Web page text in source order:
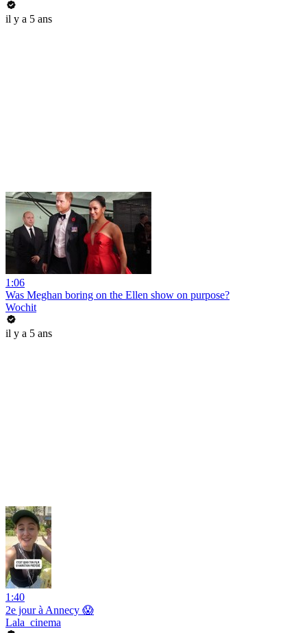
il y a 5 ans
1:06
Was Meghan boring on the Ellen show on purpose?
Wochit
il y a 5 ans
1:40
2e jour à Annecy 😱
Lala_cinema